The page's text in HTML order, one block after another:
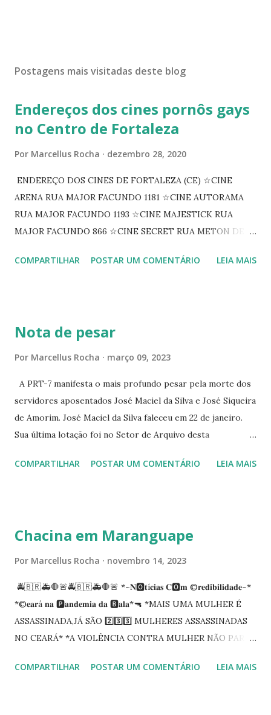
Postagens mais visitadas deste blog
Endereços dos cines pornôs gays
no Centro de Fortaleza
Por Marcellus Rocha dezembro 28, 2020
ENDEREÇO DOS CINES DE FORTALEZA (CE) ☆CINE
ARENA RUA MAJOR FACUNDO 1181 ☆CINE AUTORAMA
RUA MAJOR FACUNDO 1193 ☆CINE MAJESTICK RUA
MAJOR FACUNDO 866 ☆CINE SECRET RUA METON DE
PEIXOTO 1307 ☆CINE IRIS RUA FLORIANO PEIXOTO 1206
☆CINE VIP CLUBE RUA 24 DE MAIO 825 ☆CINE ECLIPSE
COMPARTILHAR POSTAR UM COMENTÁRIO LEIA MAIS
Nota de pesar
Por Marcellus Rocha março 09, 2023
A PRT-7 manifesta o mais profundo pesar pela morte dos
servidores aposentados José Maciel da Silva e José Siqueira
de Amorim. José Maciel da Silva faleceu em 22 de janeiro.
Sua última lotação foi no Setor de Arquivo desta
Siqueira Amorim faleceu em 28 de fevereiro e encerrou a
enquanto atuaram nesta instituição.
COMPARTILHAR POSTAR UM COMENTÁRIO LEIA MAIS
Chacina em Maranguape
Por Marcellus Rocha novembro 14, 2023
🚔🇧🇷🚑🛑🚨🚔🇧🇷🚑🛑🚨 *~𝐍🅾️𝐭í𝐜𝐢𝐚𝐬 𝐂🅾️𝐦 ©️𝐫𝐞𝐝𝐢𝐛𝐢𝐥𝐢𝐝𝐚𝐝𝐞~*
*©️𝐞𝐚𝐫á 𝐧𝐚 🅿️𝐚𝐧𝐝𝐞𝐦𝐢𝐚 𝐝𝐚 🅱️𝐚𝐥𝐚*🔫 *MAIS UMA MULHER É
ASSASSINADA,JÁ SÃO 2️⃣3️⃣3️⃣ MULHERES ASSASSINADAS
NO CEARÁ* *A VIOLÊNCIA CONTRA MULHER NÃO PARA
informações quarto pessoas foram executadas no Distrito
COMPARTILHAR POSTAR UM COMENTÁRIO LEIA MAIS